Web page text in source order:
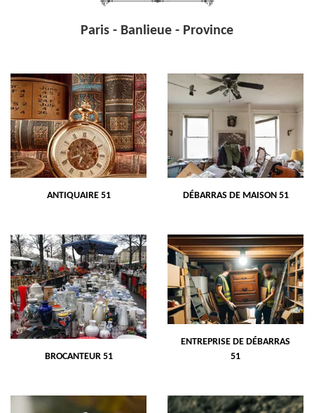
Paris - Banlieue - Province
ANTIQUAIRE 51 DÉBARRAS DE MAISON 51
BROCANTEUR 51
ENTREPRISE DE DÉBARRAS
51